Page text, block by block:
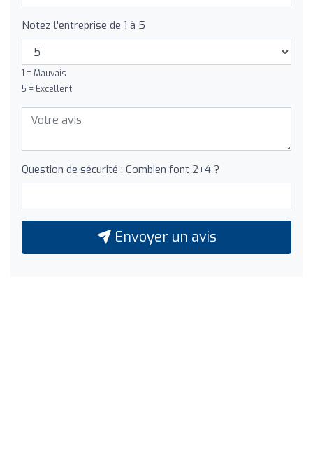
Notez l'entreprise de 1 à 5
1 = Mauvais
5 = Excellent
Question de sécurité : Combien font 2+4 ?
Envoyer un avis